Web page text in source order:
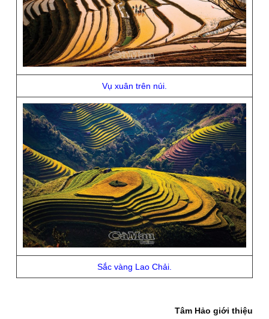
Vụ xuân trên núi.
Sắc vàng Lao Chải.
Tâm Hảo giới thiệu